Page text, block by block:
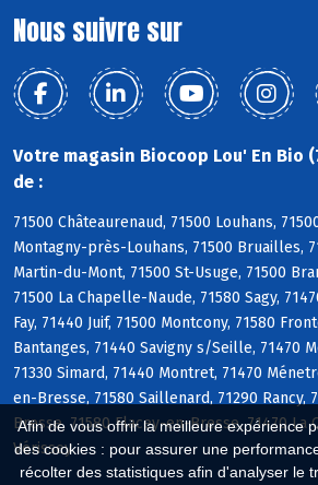
Afin de vous offrir la meilleure expérience
des cookies : pour assurer une
récolter des statistiques afin d'analyser le
Nous suivre sur
Votre magasin Biocoop Lou' En Bio
de :
71500 Châteaurenaud, 71500 Louhans,
Montagny-près-Louhans, 71500 Bruailles,
Martin-du-Mont, 71500 St-Usuge, 71500
71500 La Chapelle-Naude, 71580 Sagy,
Fay, 71440 Juif, 71500 Montcony, 71580
Bantanges, 71440 Savigny s/Seille, 71470
71330 Simard, 71440 Montret, 71470
en-Bresse, 71580 Saillenard, 71290 Rancy,
Bresse, 71580 Flacey-en-Bresse, 71470 La
Vérissey